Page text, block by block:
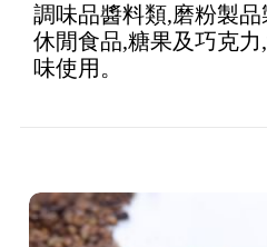
調味品醬料類,磨粉製
休閒食品,糖果及巧克
味使用。